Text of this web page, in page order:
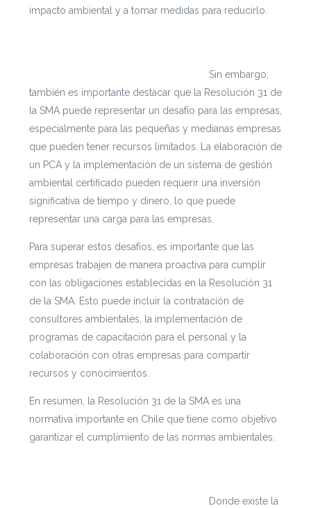
impacto ambiental y a tomar medidas para reducirlo.
Sin embargo,
también es importante destacar que la Resolución 31 de
la SMA puede representar un desafío para las empresas,
especialmente para las pequeñas y medianas empresas
que pueden tener recursos limitados. La elaboración de
un PCA y la implementación de un sistema de gestión
ambiental certificado pueden requerir una inversión
significativa de tiempo y dinero, lo que puede
representar una carga para las empresas.
Para superar estos desafíos, es importante que las
empresas trabajen de manera proactiva para cumplir
con las obligaciones establecidas en la Resolución 31
de la SMA. Esto puede incluir la contratación de
consultores ambientales, la implementación de
programas de capacitación para el personal y la
colaboración con otras empresas para compartir
recursos y conocimientos.
En resumen, la Resolución 31 de la SMA es una
normativa importante en Chile que tiene como objetivo
garantizar el cumplimiento de las normas ambientales.
Donde existe la